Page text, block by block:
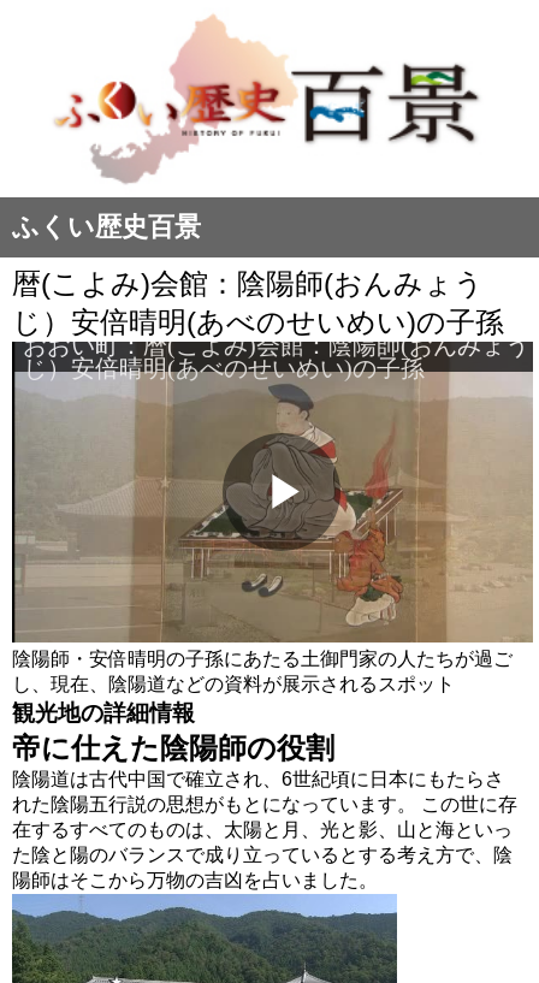
ふくい歴史百景
暦(こよみ)会館：陰陽師(おんみょう
じ）安倍晴明(あべのせいめい)の子孫
陰陽師・安倍晴明の子孫にあたる土御門家の人たちが過ご
し、現在、陰陽道などの資料が展示されるスポット
観光地の詳細情報
帝に仕えた陰陽師の役割
陰陽道は古代中国で確立され、6世紀頃に日本にもたらさ
れた陰陽五行説の思想がもとになっています。 この世に存
在するすべてのものは、太陽と月、光と影、山と海といっ
た陰と陽のバランスで成り立っているとする考え方で、陰
陽師はそこから万物の吉凶を占いました。